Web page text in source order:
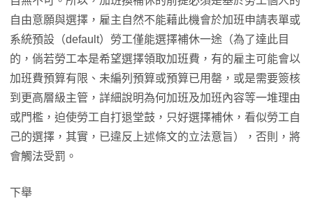
自由意願與選擇，雇主自然不能藉此機會於加班申請表單或
系統預設（default）勞工僅能選擇補休一途（為了達此目
的，倘若勞工本是希望選擇領取加班費，有的雇主可能會以
加班費預算有限、未編列預算或預算已用罄，或是需要簽核
到更高層級主管，詳細說明為何加班及加班內容等一堆理由
或門檻，迫使勞工自打退堂鼓，只好選擇補休，看似勞工自
己的選擇，其實，已違反上述條文的立法意旨），否則，將
會觸法受罰。
下舉